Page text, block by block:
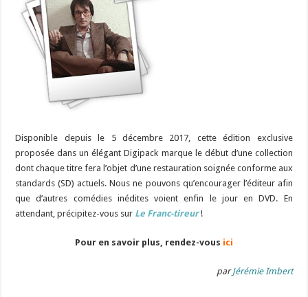
Disponible depuis le 5 décembre 2017, cette édition exclusive
proposée dans un élégant Digipack marque le début d’une collection
dont chaque titre fera l’objet d’une restauration soignée conforme aux
standards (SD) actuels. Nous ne pouvons qu’encourager l’éditeur afin
que d’autres comédies inédites voient enfin le jour en DVD. En
attendant, précipitez-vous sur Le Franc-tireur!
Pour en savoir plus, rendez-vous ici
parJérémie Imbert